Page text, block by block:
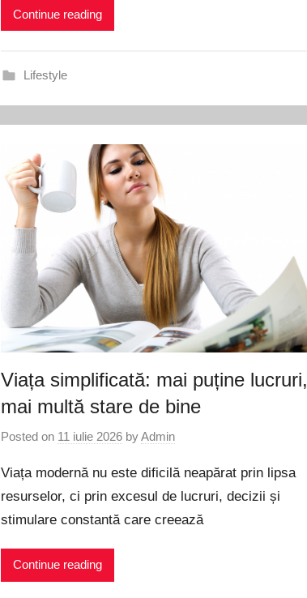
Continue reading
Lifestyle
Viața simplificată: mai puține lucruri,
mai multă stare de bine
Posted on 11 iulie 2026 byAdmin
Viața modernă nu este dificilă neapărat prin lipsa
resurselor, ci prin excesul de lucruri, decizii și
stimulare constantă care creează
Continue reading